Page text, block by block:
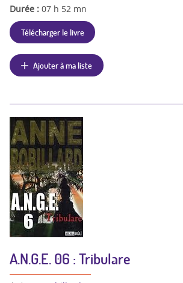
Durée : 07 h 52 mn
Télécharger le livre
Ajouter à ma liste
A.N.G.E. 06 : Tribulare